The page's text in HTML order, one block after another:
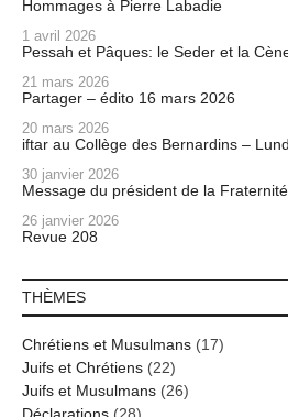
Hommages à Pierre Labadie
1 avril 2026
Pessah et Pâques: le Seder et la
21 mars 2026
Partager – édito 16 mars 2026
20 mars 2026
iftar au Collège des Bernardins –
30 janvier 2026
Message du président de la Fraternité
26 janvier 2026
Revue 208
THÈMES
Chrétiens et Musulmans (17)
Juifs et Chrétiens (22)
Juifs et Musulmans (26)